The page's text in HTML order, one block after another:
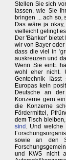
Stellen Sie sich
lassen, wie Sie
bringen ... ach so,
Das wäre ja
vielleicht gelingt
Der 'Bänker'
wir von Bayer
dass die viel in
auskreuzen und
Wenn Sie einE
wohl eher nicht.
Gentechnik
Europas kein
Deutsche an
Konzerne gern
die Konzerne
Fördermittel,
dem Tisch
sind . Und welche
sowie an den
und KWS nicht